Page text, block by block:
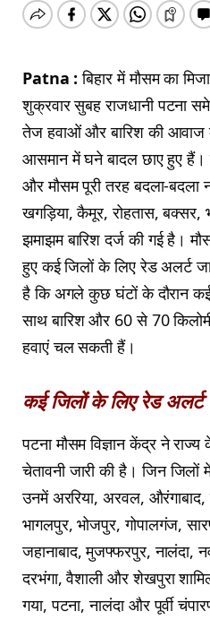
Patna : बिहार में मौसम का
शुक्रवार सुबह राजधानी पटना
तेज हवाओं और बारिश की
आसमान में घने बादल छाए हुए हैं।
और मौसम पूरी तरह बदला-
खगड़िया, कैमूर, रोहतास, बक्सर,
झमाझम बारिश दर्ज की गई है।
हुए कई जिलों के लिए रेड अलर्ट
है कि अगले कुछ घंटों के दौरान
साथ बारिश और 60 से 70
हवाएं चल सकती हैं।
कई जिलों के लिए रेड अलर्ट
पटना मौसम विज्ञान केंद्र ने
चेतावनी जारी की है। जिन जिलों
उनमें अररिया, अरवल,
भागलपुर, भोजपुर, गोपालगंज,
जहानाबाद, मुजफ्फरपुर, नालंदा,
दरभंगा, वैशाली और शेखपुरा
गया, पटना, नालंदा और पूर्वी